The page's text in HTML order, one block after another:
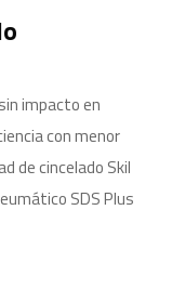
impacto en
con menor
de cincelado Skil
SDS Plus